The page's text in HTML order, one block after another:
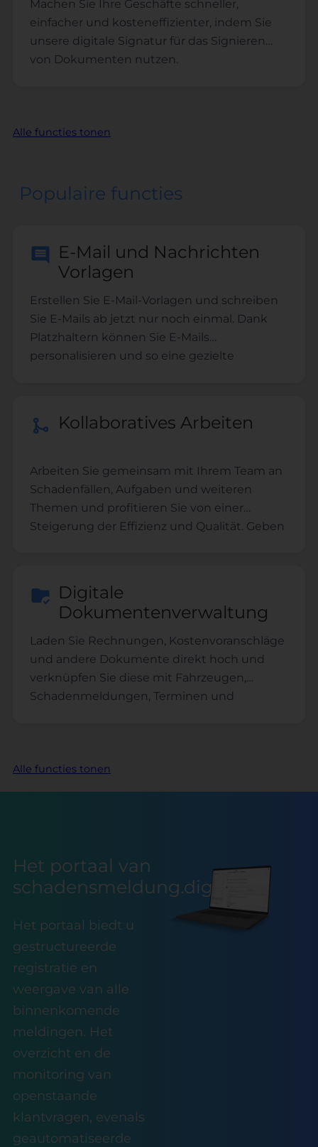
Machen Sie Ihre Geschäfte schneller,
einfacher und kosteneffizienter, indem Sie
unsere digitale Signatur für das Signieren
von Dokumenten nutzen.
Alle functies tonen
Populaire functies
E-Mail und Nachrichten
Vorlagen
Erstellen Sie E-Mail-Vorlagen und schreiben
Sie E-Mails ab jetzt nur noch einmal. Dank
Platzhaltern können Sie E-Mails
personalisieren und so eine gezielte
Kollaboratives Arbeiten
Arbeiten Sie gemeinsam mit Ihrem Team an
Schadenfällen, Aufgaben und weiteren
Themen und profitieren Sie von einer
Steigerung der Effizienz und Qualität. Geben
Digitale
Dokumentenverwaltung
Laden Sie Rechnungen, Kostenvoranschläge
und andere Dokumente direkt hoch und
verknüpfen Sie diese mit Fahrzeugen,
Schadenmeldungen, Terminen und
Alle functies tonen
Het portaal van
schadensmeldung.digital
Het portaal biedt u
gestructureerde
registratie en
weergave van alle
binnenkomende
meldingen. Het
overzicht en de
monitoring van
openstaande
klantvragen, evenals
geautomatiseerde